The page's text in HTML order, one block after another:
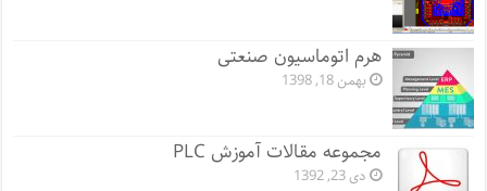
هرم اتوماسیون صنعتی
بهمن 18, 1398
مجموعه مقالات آموزش PLC
دی 23, 1392